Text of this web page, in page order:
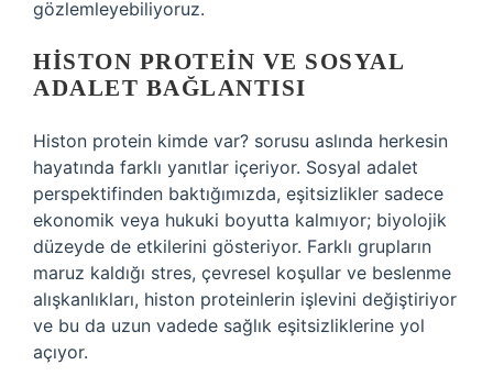
gözlemleyebiliyoruz.
HISTON PROTEIN VE SOSYAL
ADALET BAĞLANTISI
Histon protein kimde var? sorusu aslında herkesin
hayatında farklı yanıtlar içeriyor. Sosyal adalet
perspektifinden baktığımızda, eşitsizlikler sadece
ekonomik veya hukuki boyutta kalmıyor; biyolojik
düzeyde de etkilerini gösteriyor. Farklı grupların
maruz kaldığı stres, çevresel koşullar ve beslenme
alışkanlıkları, histon proteinlerin işlevini değiştiriyor
ve bu da uzun vadede sağlık eşitsizliklerine yol
açıyor.